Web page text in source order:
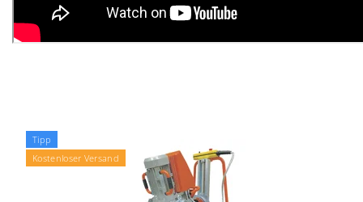
Tipp
Kostenloser Versand